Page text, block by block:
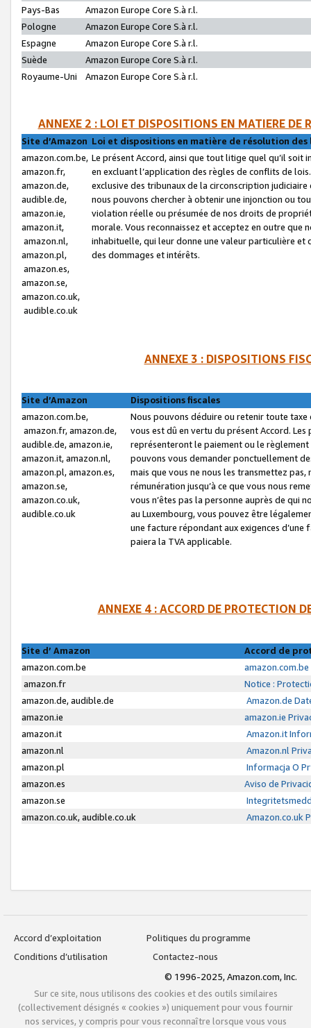
Pays-Bas
Amazon Europe Core S.à r.l.
Pologne
Amazon Europe Core S.à r.l.
Espagne
Amazon Europe Core S.à r.l.
Suède
Amazon Europe Core S.à r.l.
Royaume-Uni
Amazon Europe Core S.à r.l.
ANNEXE 2 : LOI ET DISPOSITIONS EN MATIERE DE
Site d’Amazon Loi et dispositions en matière de résolution
amazon.com.be,
amazon.fr,
amazon.de,
audible.de,
amazon.ie,
amazon.it,
amazon.nl,
amazon.pl,
amazon.es,
amazon.se,
amazon.co.uk,
audible.co.uk
Le présent Accord, ainsi que tout litige quel qu’il soit
en excluant l’application des règles de conflits de
exclusive des tribunaux de la circonscription
nous pouvons chercher à obtenir une injonction ou
violation réelle ou présumée de nos droits de
morale. Vous reconnaissez et acceptez en outre que
inhabituelle, qui leur donne une valeur particulière
des dommages et intérêts.
ANNEXE 3 : DISPOSITIONS
Site d’Amazon
Dispositions fiscales
amazon.com.be,
amazon.fr, amazon.de,
audible.de, amazon.ie,
amazon.it, amazon.nl,
amazon.pl, amazon.es,
amazon.se,
amazon.co.uk,
audible.co.uk
Nous pouvons déduire ou retenir toute
vous est dû en vertu du présent Accord.
représenteront le paiement ou le
pouvons vous demander ponctuellement
mais que vous ne nous les transmettez
rémunération jusqu’à ce que vous nous
vous n’êtes pas la personne auprès de qui
au Luxembourg, vous pouvez être
une facture répondant aux exigences
paiera la TVA applicable.
ANNEXE 4 : ACCORD DE PROTECTION
Site d’ Amazon
Accord de
amazon.com.be
amazon.fr
Notice :
amazon.de, audible.de
Amazon.de
amazon.ie
amazon.ie
amazon.it
Amazon.it
amazon.nl
Amazon.nl
amazon.pl
Informacja O
amazon.es
Aviso de
amazon.se
amazon.co.uk, audible.co.uk
Amazon.co.uk
Accord d’exploitation
Politiques du programme
Conditions d’utilisation
Contactez-nous
© 1996-2025, Amazon.com, Inc.
Sur ce site, nous utilisons des cookies et des outils similaires
(collectivement désignés « cookies ») uniquement pour vous fournir
nos services, y compris pour vous reconnaître lorsque vous vous